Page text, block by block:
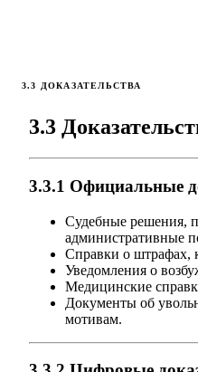
3.3 ДОКАЗАТЕЛЬСТВА
3.3
3.3.1 Официальные
Судебные решения,
административные
Справки о штрафах,
Уведомления о
Медицинские
Документы об
мотивам.